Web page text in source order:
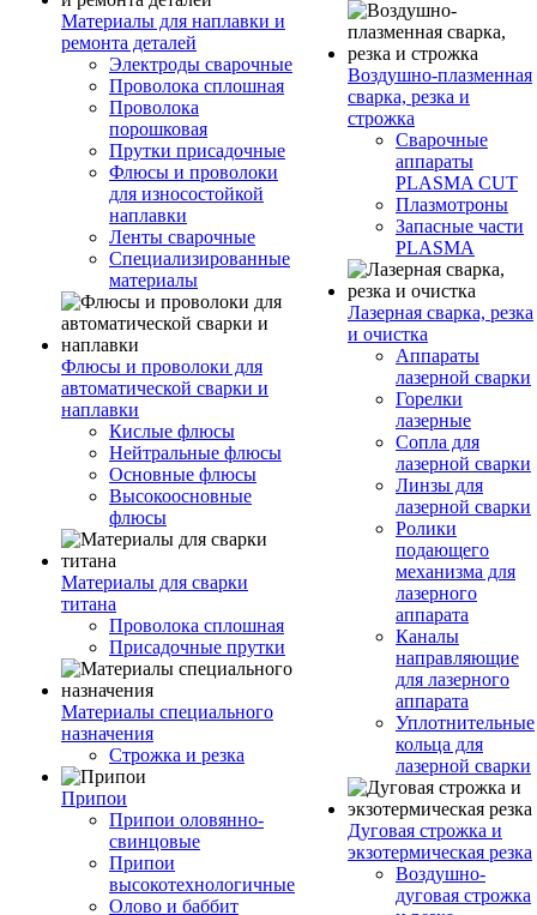
Материалы для наплавки и
ремонта деталей
Электроды сварочные
Проволока сплошная
Проволока
порошковая
Прутки присадочные
Флюсы и проволоки
для износостойкой
наплавки
Ленты сварочные
Специализированные
материалы
Флюсы и проволоки для
автоматической сварки и
наплавки
Кислые флюсы
Нейтральные флюсы
Основные флюсы
Высокоосновные
флюсы
Материалы для сварки
титана
Проволока сплошная
Присадочные прутки
Материалы специального
назначения
Строжка и резка
Припои
Припои оловянно-
свинцовые
Припои
высокотехнологичные
Олово и баббит
Воздушно-плазменная
сварка, резка и
строжка
Сварочные
аппараты
PLASMA CUT
Плазмотроны
Запасные части
PLASMA
Лазерная сварка, резка
и очистка
Аппараты
лазерной сварки
Горелки
лазерные
Сопла для
лазерной сварки
Линзы для
лазерной сварки
Ролики
подающего
механизма для
лазерного
аппарата
Каналы
направляющие
для лазерного
аппарата
Уплотнительные
кольца для
лазерной сварки
Дуговая строжка и
экзотермическая резка
Воздушно-
дуговая строжка